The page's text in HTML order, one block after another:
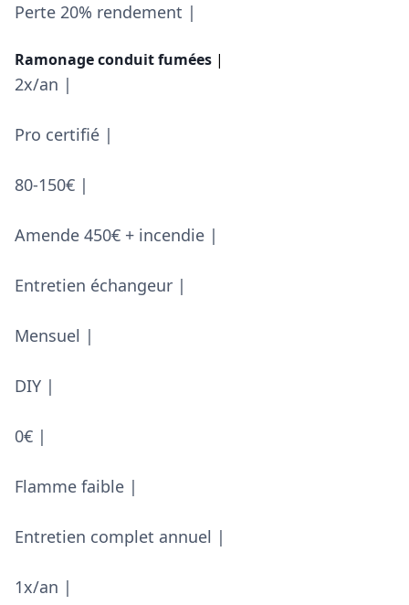
Perte 20% rendement |
Ramonage conduit fumées |
2x/an |
Pro certifié |
80-150€ |
Amende 450€ + incendie |
Entretien échangeur |
Mensuel |
DIY |
0€ |
Flamme faible |
Entretien complet annuel |
1x/an |